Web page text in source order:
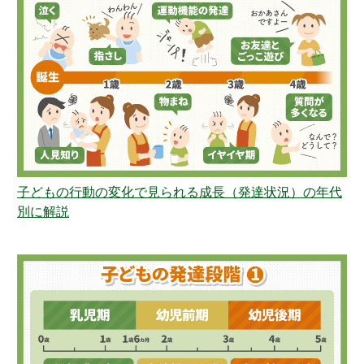
子どもの行動の変化で見られる成長（発達状況）の年代
別に解説